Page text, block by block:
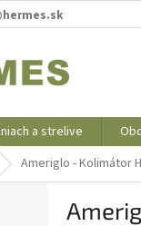
a strelive
Ameriglo - Kolimátor